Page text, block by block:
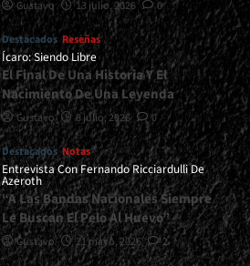
Gustavo 13 julio, 2026 0
Destacados Reseñas
Ícaro: Siendo Libre
El Final De Una Historia Y El
Nacimiento De Una Leyenda
Gustavo 8 julio, 2026 0
Destacados Notas
Entrevista Con Fernando Ricciardulli De
Azeroth
“A Las Bandas Nacionales Siempre
Le Buscan El Pelo Al Huevo”
Gustavo 21 mayo, 2026 2